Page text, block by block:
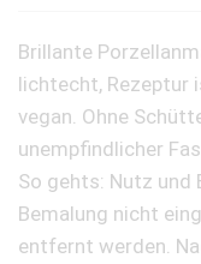
Brillante
lichtecht,
vegan. Ohne
unempfindlicher
So gehts: Nutz
Bemalung nicht
entfernt werden.